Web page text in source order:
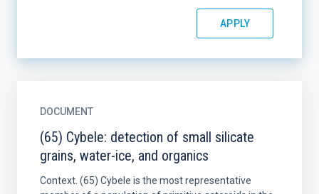
DOCUMENT
(65) Cybele: detection of small silicate
grains, water-ice, and organics
Context. (65) Cybele is the most representative